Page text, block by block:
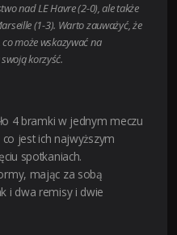
nad LE Havre (2-0), ale także
(1-3). Warto zauważyć, że
może wskazywać na
korzyść.
4 bramki w jednym meczu
jest ich najwyższym
spotkaniach.
mając za sobą
i dwa remisy i dwie